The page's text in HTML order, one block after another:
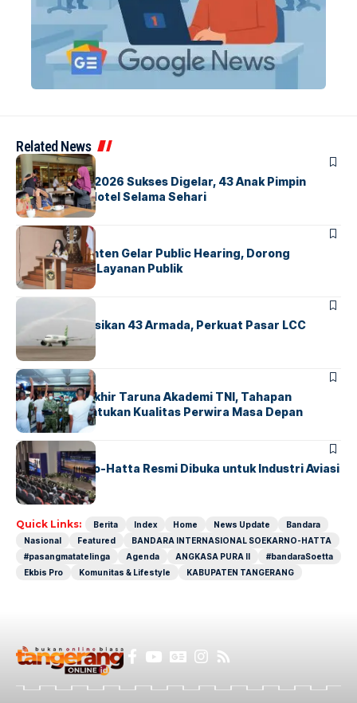
Related News
BERITAINDEX
GM For A Day 2026 Sukses Digelar, 43 Anak Pimpin
Operasional Hotel Selama Sehari
BANDARA BERITA
Karantina Banten Gelar Public Hearing, Dorong
Transparansi Layanan Publik
BANDARA
Citilink Operasikan 43 Armada, Perkuat Pasar LCC
Nasional
BERITA
Sidang Pantukhir Taruna Akademi TNI, Tahapan
Strategis Tentukan Kualitas Perwira Masa Depan
BANDARA BERITA
IALC Soekarno-Hatta Resmi Dibuka untuk Industri Aviasi
Dunia
Quick Links: Berita Index Home News Update
Bandara
Nasional
Featured
BANDARA INTERNASIONAL SOEKARNO-HATTA
#pasangmatatelinga
Agenda ANGKASA PURA II
#bandaraSoetta
Ekbis Pro
Komunitas & Lifestyle KABUPATEN TANGERANG